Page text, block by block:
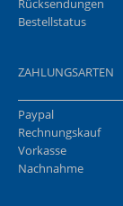
Rücksendungen
Bestellstatus
ZAHLUNGSARTEN
Paypal
Rechnungskauf
Vorkasse
Nachnahme